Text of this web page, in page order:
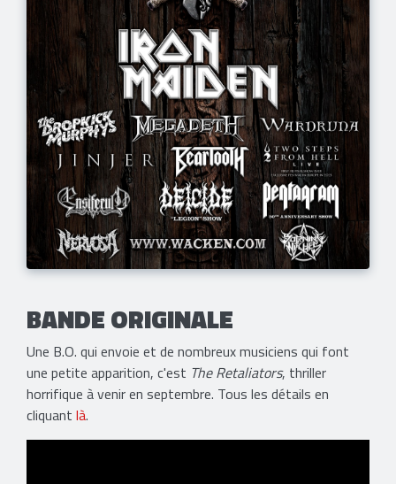
BANDE ORIGINALE
Une B.O. qui envoie et de nombreux musiciens qui font
une petite apparition, c'est The Retaliators, thriller
horrifique à venir en septembre. Tous les détails en
cliquant là.